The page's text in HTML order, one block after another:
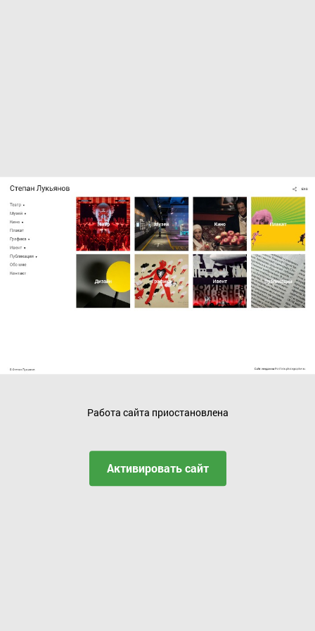
Работа сайта приостановлена
Активировать сайт